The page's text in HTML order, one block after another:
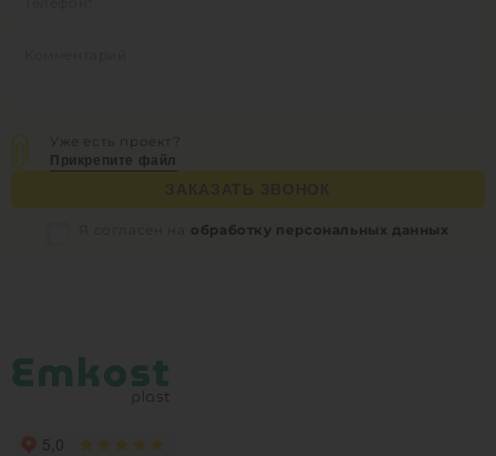
Уже есть проект?
Прикрепите файл
обработку персональных данных